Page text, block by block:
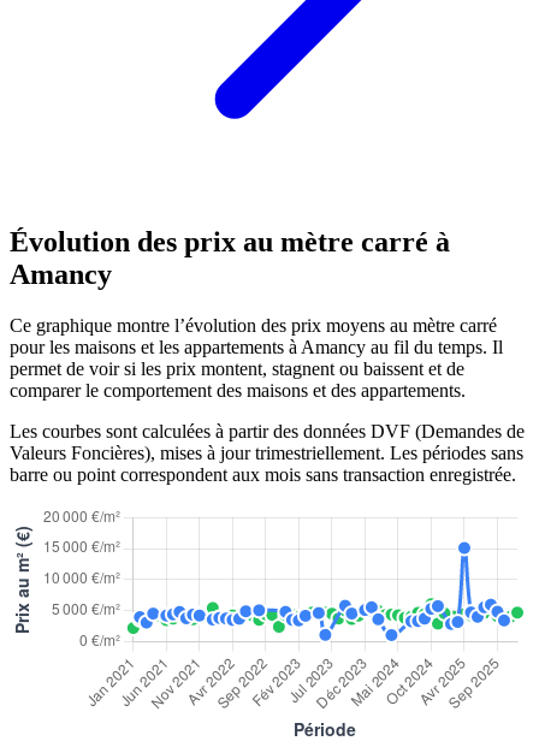
Évolution des prix au mètre carré à
Amancy
Ce graphique montre l’évolution des prix moyens au mètre carré
pour les maisons et les appartements à Amancy au fil du temps. Il
permet de voir si les prix montent, stagnent ou baissent et de
comparer le comportement des maisons et des appartements.
Les courbes sont calculées à partir des données DVF (Demandes de
Valeurs Foncières), mises à jour trimestriellement. Les périodes sans
barre ou point correspondent aux mois sans transaction enregistrée.